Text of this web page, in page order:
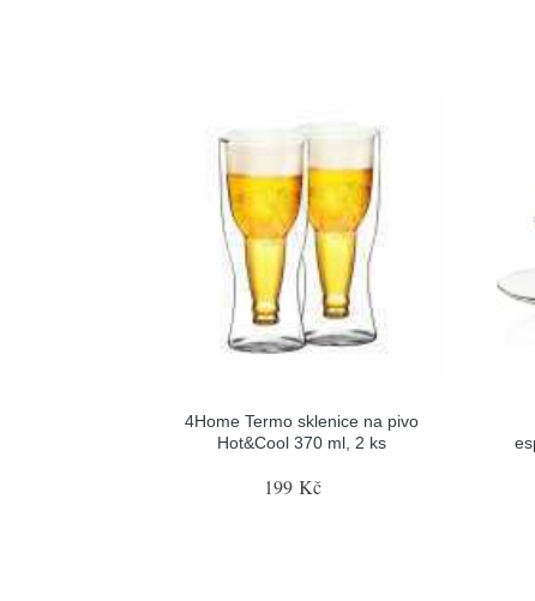
4Home Termo sklenice na pivo
Hot&Cool 370 ml, 2 ks
199 Kč